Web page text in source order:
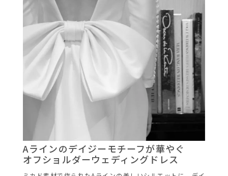
Aラインのデイジーモチーフが華やぐ
オフショルダーウェディングドレス